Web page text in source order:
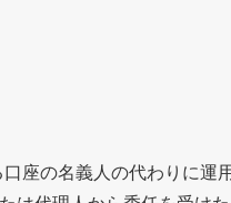
座の名義人の代わりに運